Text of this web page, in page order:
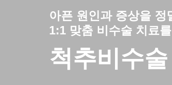
아픈 원인과 증상을 정
1:1 맞춤 비수술 치료
척추비수